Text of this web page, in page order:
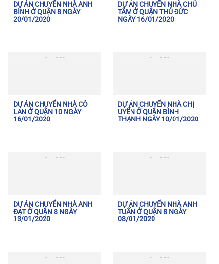
DỰ ÁN CHUYỂN NHÀ ANH
BÍNH Ở QUẬN 8 NGÀY
20/01/2020
DỰ ÁN CHUYỂN NHÀ CHÚ
TÂM Ở QUẬN THỦ ĐỨC
NGÀY 16/01/2020
DỰ ÁN CHUYỂN NHÀ CÔ
LAN Ở QUẬN 10 NGÀY
16/01/2020
DỰ ÁN CHUYỂN NHÀ CHỊ
UYỂN Ở QUẬN BÌNH
THẠNH NGÀY 10/01/2020
DỰ ÁN CHUYỂN NHÀ ANH
ĐẠT Ở QUẬN 8 NGÀY
13/01/2020
DỰ ÁN CHUYỂN NHÀ ANH
TUẤN Ở QUẬN 8 NGÀY
08/01/2020